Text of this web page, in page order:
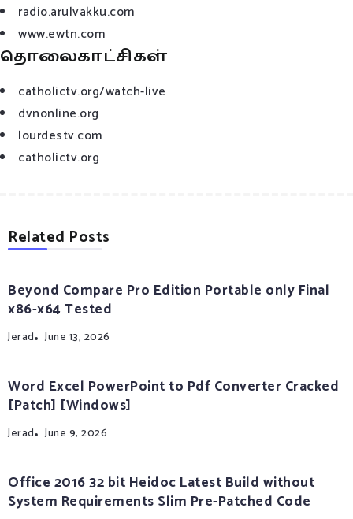
radio.arulvakku.com
www.ewtn.com
தொலைகாட்சிகள்
catholictv.org/watch-live
dvnonline.org
lourdestv.com
catholictv.org
Related Posts
Beyond Compare Pro Edition Portable only Final
x86-x64 Tested
Jerad June 13, 2026
Word Excel PowerPoint to Pdf Converter Cracked
[Patch] [Windows]
Jerad June 9, 2026
Office 2016 32 bit Heidoc Latest Build without
System Requirements Slim Pre-Patched Code